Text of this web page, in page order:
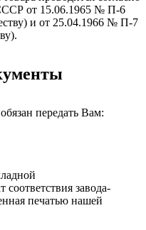
от 15.06.1965 № П-6
и от 25.04.1966 № П-7
передать Вам:
соответствия завода-
печатью нашей